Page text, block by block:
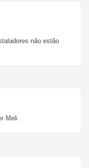
não estão
Meli